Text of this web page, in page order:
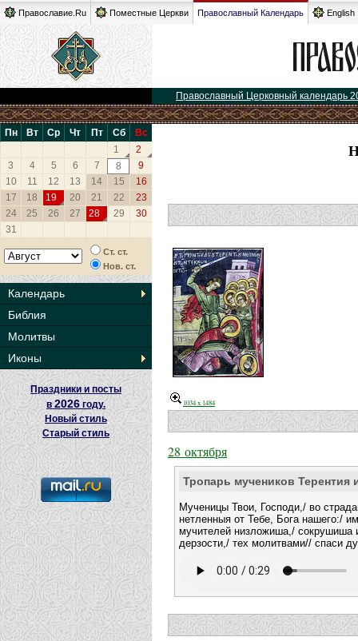
Православие.Ru Поместные Церкви Православный Календарь English
Православный Церковный календарь
Пн Вт Ср Чт Пт Сб
Вс
1
2
3
4 5 6 7 8
9
10
11 12 13 14 15
16
17
18 19 20 21 22
23
24
25 26 27 28 29
30
31
Ст. ст.
Нов. ст.
Календарь
Библия
Молитвы
Иконы
Праздники и посты
в2026 году.
Новый стиль
Старый стиль
1034 x 1484
28 октября
Тропарь мучеников Терентия
Мученицы Твои, Господи,/ во
нетленныя от Тебе, Бога нашего:/
мучителей низложиша,/
дерзости,/ тех молитвами// спаси